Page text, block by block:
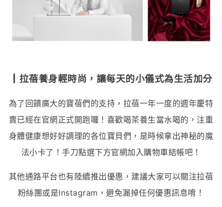
┃拉蓓養身輕時尚，讓每天的小儀式為生活加分
為了回饋廣大的寶蓓們的支持，拉蓓一年一度的週年慶特
賣已經在官網正式開跑囉！喜歡喝茶養生當水喝的，注重
身體健康想好好調理的各位寶貝們，是時候拿出神秘的魔
法小卡了！手刀點選下方官網加入購物車結帳吧！
其他通路平台也有陸續推出優惠，建議大家可以關注拉蓓
粉絲團或是Instagram，避免漏掉任何優惠訊息唷！